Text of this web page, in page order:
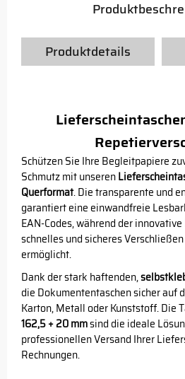
Produktdetails
Schützen Sie Ihre Begleitpapiere
Schmutz mit unseren
Querformat. Die transparente und
garantiert eine einwandfreie
EAN-Codes, während der innovative
schnelles und sicheres
ermöglicht.
Dank der stark haftenden,
die Dokumententaschen sicher auf
Karton, Metall oder Kunststoff. Die
162,5 + 20 mmsind die ideale
professionellen Versand Ihrer
Rechnungen.